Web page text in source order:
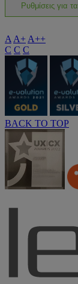
Ρυθμίσεις για
A A+ A++
C C C
BACK TO TOP